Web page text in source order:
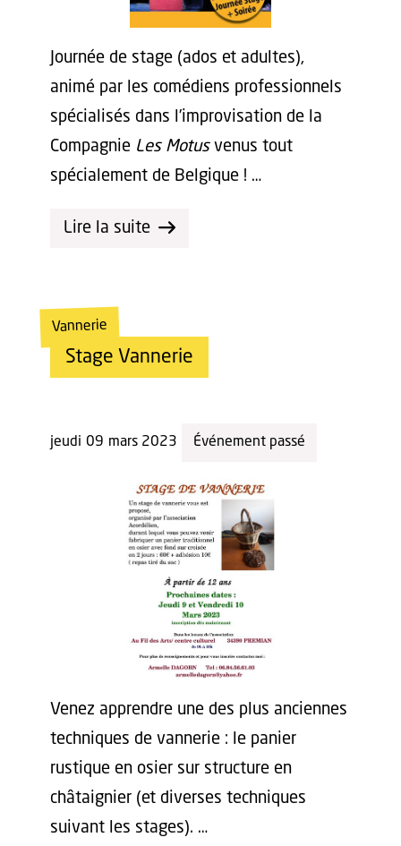
Journée de stage (ados et adultes),
animé par les comédiens professionnels
spécialisés dans l’improvisation de la
Compagnie Les Motusvenus tout
spécialement de Belgique ! …
Lire la suite
Stage Vannerie
Vannerie
jeudi 09 mars 2023 Événement passé
Venez apprendre une des plus anciennes
techniques de vannerie : le panier
rustique en osier sur structure en
châtaignier (et diverses techniques
suivant les stages). …